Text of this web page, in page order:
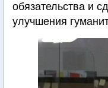
обязательства и
улучшения